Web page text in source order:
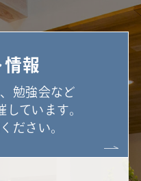
情報
勉強会など
ています。
ださい。